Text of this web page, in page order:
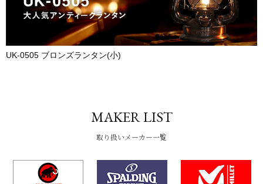
UK-0505 ブロンズランタン(小)
MAKER LIST
取り扱いメーカー一覧